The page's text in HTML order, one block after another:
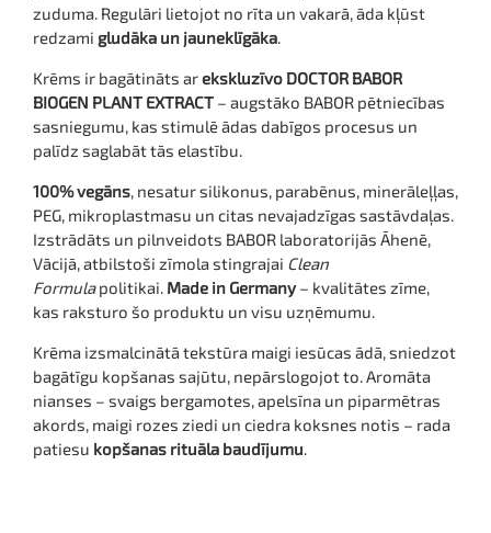
zuduma. Regulāri lietojot no rīta un vakarā, āda kļūst
redzami gludāka un jauneklīgāka.
Krēms ir bagātināts arekskluzīvo DOCTOR BABOR
BIOGEN PLANT EXTRACT – augstāko BABOR pētniecības
sasniegumu, kas stimulē ādas dabīgos procesus un
palīdz saglabāt tās elastību.
100% vegāns, nesatur silikonus, parabēnus, minerāleļļas,
PEG, mikroplastmasu un citas nevajadzīgas sastāvdaļas.
Izstrādāts un pilnveidots BABOR laboratorijās Āhenē,
Vācijā, atbilstoši zīmola stingrajai Clean
Formulapolitikai. Made in Germany– kvalitātes zīme,
kas raksturo šo produktu un visu uzņēmumu.
Krēma izsmalcinātā tekstūra maigi iesūcas ādā, sniedzot
bagātīgu kopšanas sajūtu, nepārslogojot to. Aromāta
nianses – svaigs bergamotes, apelsīna un piparmētras
akords, maigi rozes ziedi un ciedra koksnes notis – rada
patiesu kopšanas rituāla baudījumu.